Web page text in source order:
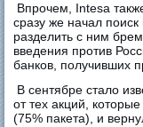
Впрочем, Intesa
сразу же начал
разделить с ним
введения против
банков, получивших
В сентябре стало
от тех акций,
(75% пакета), и